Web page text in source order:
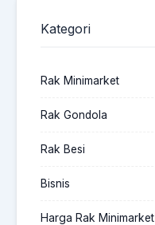
Kategori
Rak Minimarket
Rak Gondola
Rak Besi
Bisnis
Harga Rak Minimarket